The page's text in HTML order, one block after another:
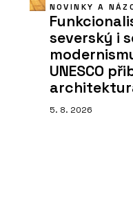
NOVINKY A
severský i
UNESCO
5. 8. 2026